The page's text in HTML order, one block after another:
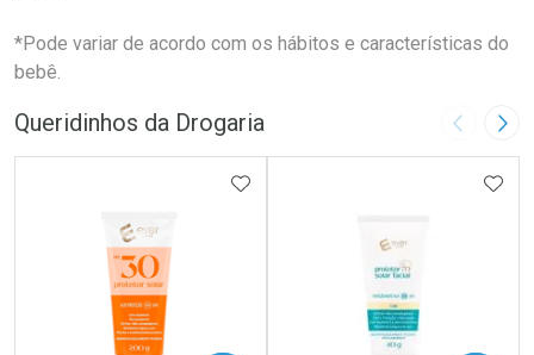
*Pode variar de acordo com os hábitos e características do
bebê.
Queridinhos da Drogaria Imagem
ADICIONAR AOS FAVORITOS